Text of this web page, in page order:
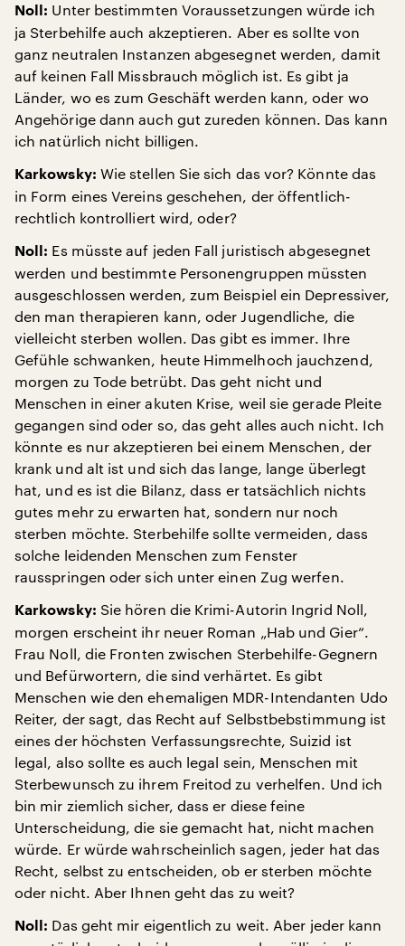
Noll: Unter bestimmten Voraussetzungen würde ich
ja Sterbehilfe auch akzeptieren. Aber es sollte von
ganz neutralen Instanzen abgesegnet werden, damit
auf keinen Fall Missbrauch möglich ist. Es gibt ja
Länder, wo es zum Geschäft werden kann, oder wo
Angehörige dann auch gut zureden können. Das kann
ich natürlich nicht billigen.
Karkowsky: Wie stellen Sie sich das vor? Könnte das
in Form eines Vereins geschehen, der öffentlich-
rechtlich kontrolliert wird, oder?
Noll: Es müsste auf jeden Fall juristisch abgesegnet
werden und bestimmte Personengruppen müssten
ausgeschlossen werden, zum Beispiel ein Depressiver,
den man therapieren kann, oder Jugendliche, die
vielleicht sterben wollen. Das gibt es immer. Ihre
Gefühle schwanken, heute Himmelhoch jauchzend,
morgen zu Tode betrübt. Das geht nicht und
Menschen in einer akuten Krise, weil sie gerade Pleite
gegangen sind oder so, das geht alles auch nicht. Ich
könnte es nur akzeptieren bei einem Menschen, der
krank und alt ist und sich das lange, lange überlegt
hat, und es ist die Bilanz, dass er tatsächlich nichts
gutes mehr zu erwarten hat, sondern nur noch
sterben möchte. Sterbehilfe sollte vermeiden, dass
solche leidenden Menschen zum Fenster
rausspringen oder sich unter einen Zug werfen.
Karkowsky: Sie hören die Krimi-Autorin Ingrid Noll,
morgen erscheint ihr neuer Roman „Hab und Gier“.
Frau Noll, die Fronten zwischen Sterbehilfe-Gegnern
und Befürwortern, die sind verhärtet. Es gibt
Menschen wie den ehemaligen MDR-Intendanten Udo
Reiter, der sagt, das Recht auf Selbstbebstimmung ist
eines der höchsten Verfassungsrechte, Suizid ist
legal, also sollte es auch legal sein, Menschen mit
Sterbewunsch zu ihrem Freitod zu verhelfen. Und ich
bin mir ziemlich sicher, dass er diese feine
Unterscheidung, die sie gemacht hat, nicht machen
würde. Er würde wahrscheinlich sagen, jeder hat das
Recht, selbst zu entscheiden, ob er sterben möchte
oder nicht. Aber Ihnen geht das zu weit?
Noll: Das geht mir eigentlich zu weit. Aber jeder kann